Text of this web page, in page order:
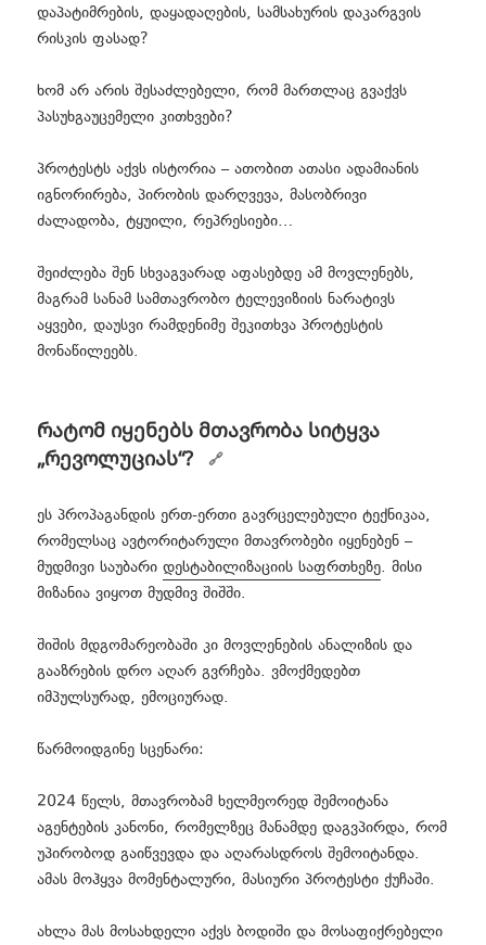
დაპატიმრების, დაყადაღების, სამსახურის დაკარგვის
რისკის ფასად?
ხომ არ არის შესაძლებელი, რომ მართლაც გვაქვს
პასუხგაუცემელი კითხვები?
პროტესტს აქვს ისტორია – ათობით ათასი ადამიანის
იგნორირება, პირობის დარღვევა, მასობრივი
ძალადობა, ტყუილი, რეპრესიები…
შეიძლება შენ სხვაგვარად აფასებდე ამ მოვლენებს,
მაგრამ სანამ სამთავრობო ტელევიზიის ნარატივს
აყვები, დაუსვი რამდენიმე შეკითხვა პროტესტის
მონაწილეებს.
რატომ იყენებს მთავრობა სიტყვა
„რევოლუციას“?
ეს პროპაგანდის ერთ-ერთი გავრცელებული ტექნიკაა,
რომელსაც ავტორიტარული მთავრობები იყენებენ –
მუდმივი საუბარიდესტაბილიზაციის საფრთხეზე. მისი
მიზანია ვიყოთ მუდმივ შიშში.
შიშის მდგომარეობაში კი მოვლენების ანალიზის და
გააზრების დრო აღარ გვრჩება. ვმოქმედებთ
იმპულსურად, ემოციურად.
წარმოიდგინე სცენარი:
2024 წელს, მთავრობამ ხელმეორედ შემოიტანა
აგენტების კანონი, რომელზეც მანამდე დაგვპირდა, რომ
უპირობოდ გაიწვევდა და აღარასდროს შემოიტანდა.
ამას მოჰყვა მომენტალური, მასიური პროტესტი ქუჩაში.
ახლა მას მოსახდელი აქვს ბოდიში და მოსაფიქრებელი